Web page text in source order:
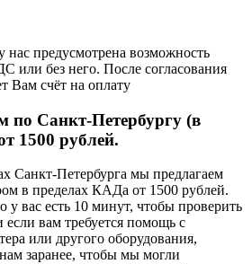
предусмотрена возможность
или без него. После согласования
Вам счёт на оплату
по Санкт-Петербургу (в
1500 рублей.
Санкт-Петербурга мы предлагаем
в пределах КАДа от 1500 рублей.
у вас есть 10 минут, чтобы проверить
если вам требуется помощь с
или другого оборудования,
заранее, чтобы мы могли